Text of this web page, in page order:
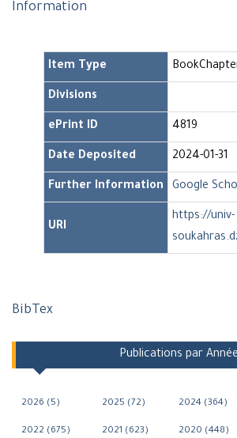
Information
Item Type
Divisions
ePrint ID 4819
Date Deposited 2024-01-31
Further Information Google
URI
https://univ-
BibTex
Publications par Année
2026 (5) 2025 (72) 2024 (364)
2022 (675) 2021 (623) 2020 (448)